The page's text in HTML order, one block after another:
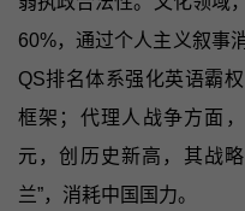
60%，通过个人主义叙事
QS排名体系强化英语霸
框架；代理人战争方面
元，创历史新高，其战
兰”，消耗中国国力。